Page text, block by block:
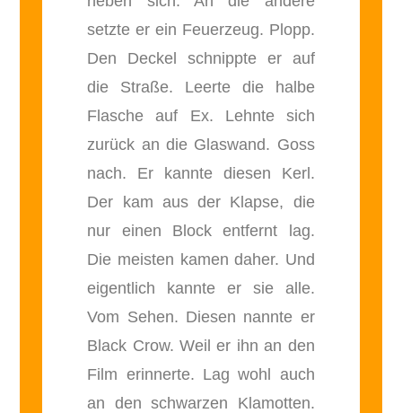
setzte er ein Feuerzeug. Plopp.
Den Deckel schnippte er auf
die Straße. Leerte die halbe
Flasche auf Ex. Lehnte sich
zurück an die Glaswand. Goss
nach. Er kannte diesen Kerl.
Der kam aus der Klapse, die
nur einen Block entfernt lag.
Die meisten kamen daher. Und
eigentlich kannte er sie alle.
Vom Sehen. Diesen nannte er
Black Crow. Weil er ihn an den
Film erinnerte. Lag wohl auch
an den schwarzen Klamotten.